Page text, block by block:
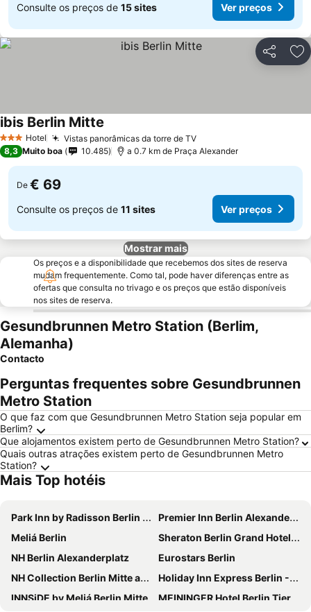
Consulte os preços de 15 sites Ver preços
Partilhar
3 EstrelasHotel Vistas panorâmicas da torre de TV
ibis Berlin Mitte
8,3 Muito boa 10.485 a 0.7 km de Praça Alexander
De € 69
Consulte os preços de 11 sites Ver preços
Mostrar mais
Os preços e a disponibilidade que recebemos dos sites de reserva
mudam frequentemente. Como tal, pode haver diferenças entre as
ofertas que consulta no trivago e os preços que estão disponíveis
nos sites de reserva.
Gesundbrunnen Metro Station (Berlim,
Alemanha)
Contacto
Perguntas frequentes sobre Gesundbrunnen
Metro Station
O que faz com que Gesundbrunnen Metro Station seja popular em
Berlim?
Que alojamentos existem perto de Gesundbrunnen Metro Station?
Quais outras atrações existem perto de Gesundbrunnen Metro
Station?
Mais Top hotéis
Park Inn by Radisson Berlin Alexanderplatz
Premier Inn Berlin Alexanderplatz hotel
Meliá Berlin
Sheraton Berlin Grand Hotel Esplanade
NH Berlin Alexanderplatz
Eurostars Berlin
NH Collection Berlin Mitte am Checkpoint Charlie
Holiday Inn Express Berlin - Alexanderplatz By Ihg
INNSiDE by Meliá Berlin Mitte
MEININGER Hotel Berlin Tiergarten